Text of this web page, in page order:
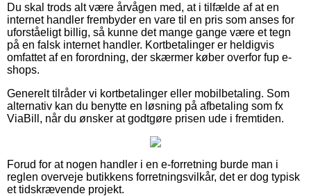
Du skal trods alt være årvågen med, at i tilfælde af at en
internet handler frembyder en vare til en pris som anses for
uforståeligt billig, så kunne det mange gange være et tegn
på en falsk internet handler. Kortbetalinger er heldigvis
omfattet af en forordning, der skærmer køber overfor fup e-
shops.
Generelt tilråder vi kortbetalinger eller mobilbetaling. Som
alternativ kan du benytte en løsning på afbetaling som fx
ViaBill, når du ønsker at godtgøre prisen ude i fremtiden.
Forud for at nogen handler i en e-forretning burde man i
reglen overveje butikkens forretningsvilkår, det er dog typisk
et tidskrævende projekt.